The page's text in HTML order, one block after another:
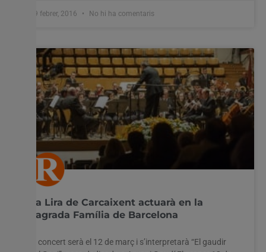
19 febrer, 2016 No hi ha comentaris
La Lira de Carcaixent actuarà en la
Sagrada Família de Barcelona
El concert serà el 12 de març i s’interpretarà “El gaudir